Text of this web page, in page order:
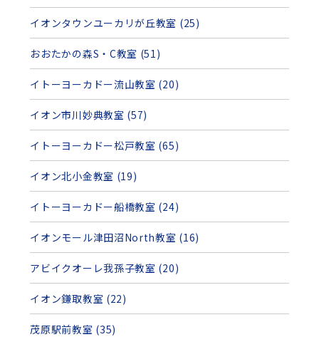
イオンタウンユーカリが丘教室 (25)
おおたかの森S・C教室 (51)
イトーヨーカドー流山教室 (20)
イオン市川妙典教室 (57)
イトーヨーカドー松戸教室 (65)
イオン北小金教室 (19)
イトーヨーカドー船橋教室 (24)
イオンモール津田沼North教室 (16)
アビイクオーレ我孫子教室 (20)
イオン鎌取教室 (22)
茂原駅前教室 (35)